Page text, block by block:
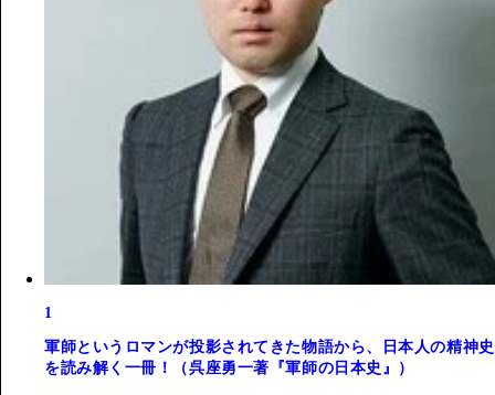
1
軍師というロマンが投影されてきた物語から、日本人の精神史
を読み解く一冊！（呉座勇一著『軍師の日本史』）